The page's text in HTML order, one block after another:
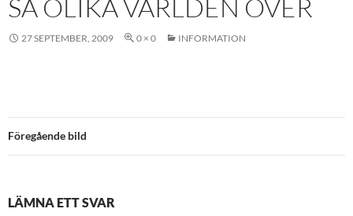
SÅ OLIKA VÄRLDEN ÖVER
27 SEPTEMBER, 2009 0 × 0 INFORMATION
Föregående bild
LÄMNA ETT SVAR